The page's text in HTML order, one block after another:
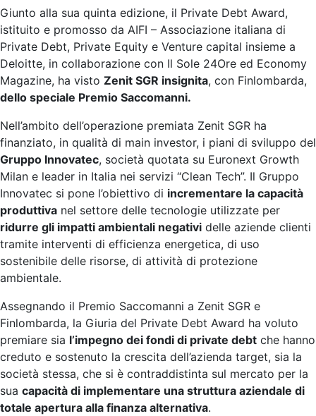
Giunto alla sua quinta edizione, il Private Debt Award,
istituito e promosso da AIFI – Associazione italiana di
Private Debt, Private Equity e Venture capital insieme a
Deloitte, in collaborazione con Il Sole 24Ore ed Economy
Magazine, ha visto Zenit SGR insignita, con Finlombarda,
dello speciale Premio Saccomanni.
Nell’ambito dell’operazione premiata Zenit SGR ha
finanziato, in qualità di main investor, i piani di sviluppo del
Gruppo Innovatec, società quotata su Euronext Growth
Milan e leader in Italia nei servizi “Clean Tech”. Il Gruppo
Innovatec si pone l’obiettivo di incrementare la capacità
produttiva nel settore delle tecnologie utilizzate per
ridurre gli impatti ambientali negativi delle aziende clienti
tramite interventi di efficienza energetica, di uso
sostenibile delle risorse, di attività di protezione
ambientale.
Assegnando il Premio Saccomanni a Zenit SGR e
Finlombarda, la Giuria del Private Debt Award ha voluto
premiare sia l’impegno dei fondi di private debt che hanno
creduto e sostenuto la crescita dell’azienda target, sia la
società stessa, che si è contraddistinta sul mercato per la
sua capacità di implementare una struttura aziendale di
totale apertura alla finanza alternativa.